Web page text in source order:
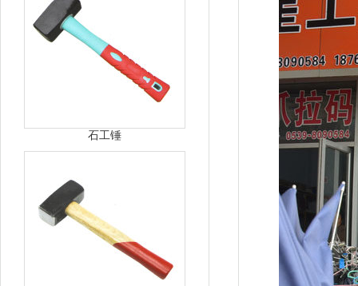
石工锤